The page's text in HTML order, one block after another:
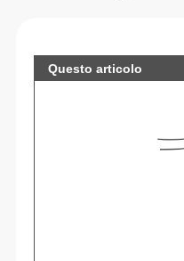
Questo articolo